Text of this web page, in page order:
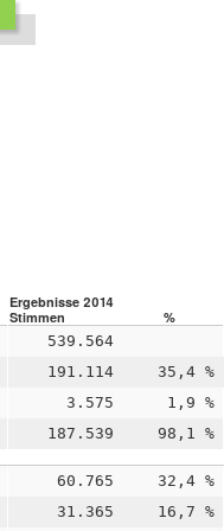
Ergebnisse 2014
Stimmen %
539.564
191.114 35,4 %
3.575 1,9 %
187.539 98,1 %
60.765 32,4 %
31.365 16,7 %